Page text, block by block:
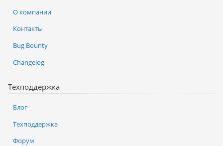
О компании
Контакты
Bug Bounty
Changelog
Техподдержка
Блог
Техподдержка
Форум